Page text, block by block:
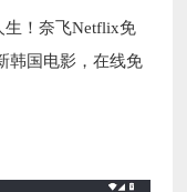
生！奈飞Netflix免
韩国电影，在线免